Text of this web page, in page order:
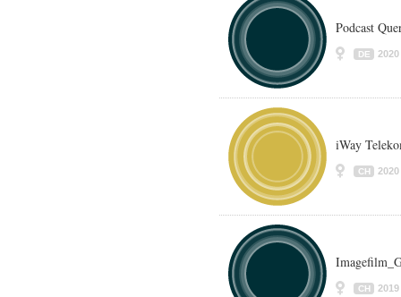
Podcast
DE 2020
iWay
CH 2020
CH 2019